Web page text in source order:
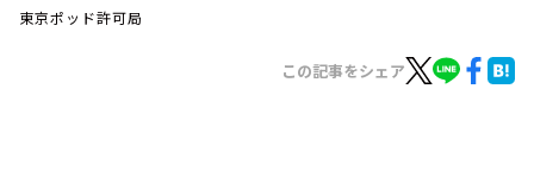
東京ポッド許可局
この記事をシェア